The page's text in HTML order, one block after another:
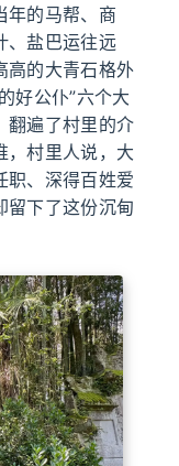
年的马帮、商
、盐巴运往远
高的大青石格外
好公仆”六个大
翻遍了村里的介
，村里人说，大
职、深得百姓爱
留下了这份沉甸